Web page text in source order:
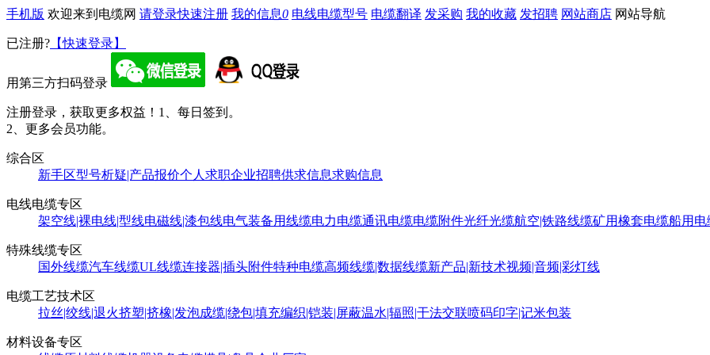
手机版 欢迎来到电缆网 请登录快速注册 我的信息0 电线电缆型号 电缆翻译 发采购 我的收藏 发招聘 网站商店 网站导航
已注册? 【快速登录】
用第三方扫码登录
注册登录，获取更多权益！ 1、每日签到。
2、更多会员功能。
综合区
新手区型号析疑|产品报价个人求职企业招聘供求信息求购信息
电线电缆专区
架空线|裸电线|型线电磁线|漆包线电气装备用线缆电力电缆通讯电缆电缆附件光纤光缆航空|铁路线缆矿用橡套电缆船用电
特殊线缆专区
国外线缆汽车线缆UL线缆连接器|插头附件特种电缆高频线缆|数据线缆新产品|新技术视频|音频|彩灯线
电缆工艺技术区
拉丝|绞线|退火挤塑|挤橡|发泡成缆|绕包|填充编织|铠装|屏蔽温水|辐照|干法交联喷码印字|记米包装
材料设备专区